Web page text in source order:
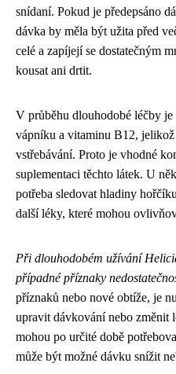
snídaní. Pokud je předepsáno
dávka by měla být užita před
celé a zapíjejí se dostatečným
kousat ani drtit.
V průběhu dlouhodobé léčby
vápníku a vitaminu B12,
vstřebávání. Proto je vhodné
suplementaci těchto látek. U
potřeba sledovat hladiny
další léky, které mohou
Při dlouhodobém užívání
případné příznaky
příznaků nebo nové obtíže, je
upravit dávkování nebo změnit
mohou po určité době
může být možné dávku snížit